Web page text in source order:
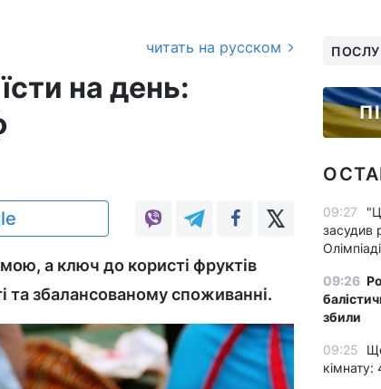
читать на русском
на день:
а ключ до користі фруктів
та збалансованому споживанні.
09:27
засудив
Олімпіаді
09:26
збили
09:25
кімнату: